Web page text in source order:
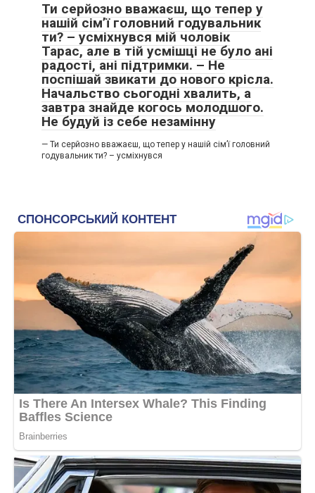
Ти серйозно вважаєш, що тепер у
нашій сім’ї головний годувальник
ти? – усміхнувся мій чоловік
Тарас, але в тій усмішці не було ані
радості, ані підтримки. – Не
поспішай звикати до нового крісла.
Начальство сьогодні хвалить, а
завтра знайде когось молодшого.
Не будуй із себе незамінну
— Ти серйозно вважаєш, що тепер у нашій сім’ї головний
годувальник ти? – усміхнувся